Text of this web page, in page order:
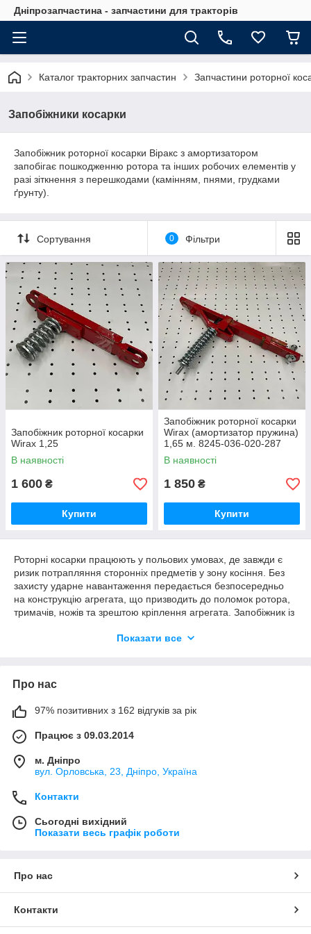
Дніпрозапчастина - запчастини для тракторів
Каталог тракторних запчастин Запчастини роторної
Запобіжники косарки
Запобіжник роторної косарки Віракс з амортизатором
запобігає пошкодженню ротора та інших робочих елементів у
разі зіткнення з перешкодами (камінням, пнями, грудками
ґрунту).
Сортування 0 Фільтри
Запобіжник роторної косарки
Wirax 1,25
В наявності
1 600 ₴
Купити
Запобіжник роторної косарки
Wirax (амортизатор пружина)
1,65 м. 8245-036-020-287
В наявності
1 850 ₴
Купити
Роторні косарки працюють у польових умовах, де завжди є
ризик потрапляння сторонніх предметів у зону косіння. Без
захисту ударне навантаження передається безпосередньо
на конструкцію агрегата, що призводить до поломок ротора,
тримачів, ножів та зрештою кріплення агрегата. Запобіжник із
удару та знижує ризик серйозних пошкоджень.
механізм відводить ротор назад, пом’якшуючи удар, після
конструкція дозволяє швидко продовжити косіння без
Показати все
Про нас
97% позитивних з 162 відгуків за рік
Працює з 09.03.2014
м. Дніпро
вул. Орловська, 23, Дніпро, Україна
Контакти
Сьогодні вихідний
Показати весь графік роботи
Про нас
Контакти